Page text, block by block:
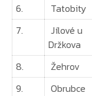
6.
Tatobity
7.
Jílové u
Držkova
8. Žehrov
9.
Obrubce